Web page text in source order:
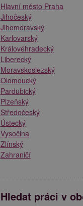
Hlavní město Praha
Jihočeský
Jihomoravský
Karlovarský
Královéhradecký
Liberecký
Moravskoslezský
Olomoucký
Pardubický
Plzeňský
Středočeský
Ústecký
Vysočina
Zlínský
Zahraničí
Hledat práci v